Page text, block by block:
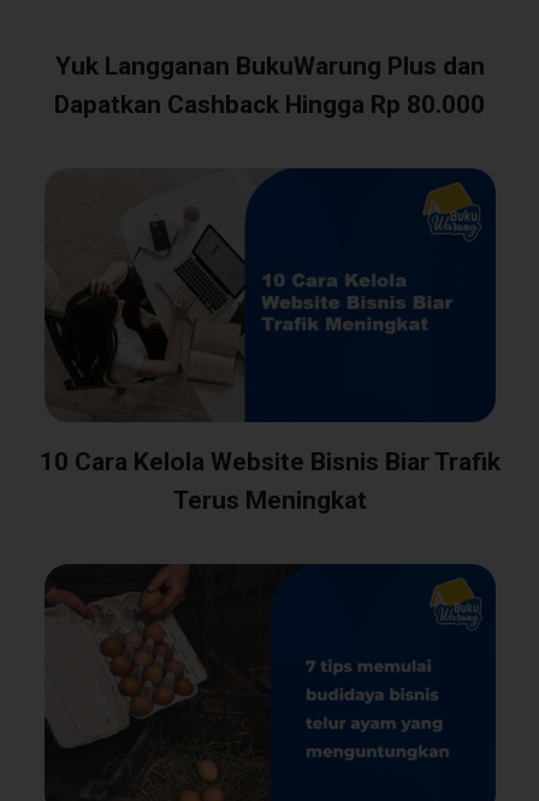
Yuk Langganan BukuWarung Plus dan
Dapatkan Cashback Hingga Rp 80.000
10 Cara Kelola Website Bisnis Biar Trafik
Terus Meningkat